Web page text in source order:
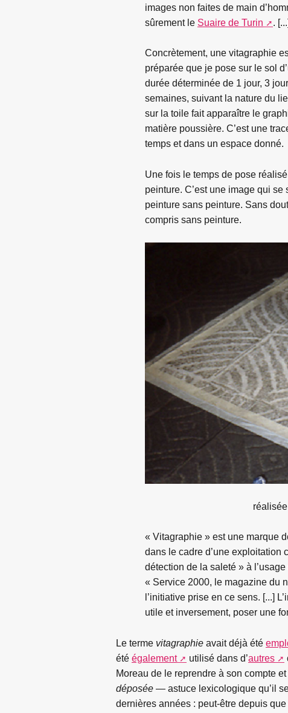
images non faites de main
sûrement le Suaire de Turin . [...]
Concrètement, une vitagraphie
préparée que je pose sur le sol
durée déterminée de 1 jour, 3
semaines, suivant la nature du
sur la toile fait apparaître le
matière poussière. C’est une
temps et dans un espace donné.
Une fois le temps de pose
peinture. C’est une image qui
peinture sans peinture. Sans
compris sans peinture.
« Vitagraphie » est une marque
dans le cadre d’une exploitation
détection de la saleté » à
« Service 2000, le magazine du
l’initiative prise en ce sens. [...]
utile et inversement, poser une
Le terme vitagraphie avait déjà été
été également utilisé dans d’autres
Moreau de le reprendre à son compte
déposée — astuce lexicologique qu’il
dernières années : peut-être depuis